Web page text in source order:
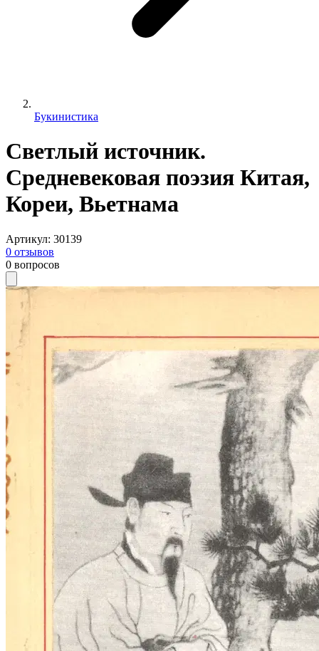
Букинистика
Светлый источник.
Средневековая поэзия Китая,
Кореи, Вьетнама
Артикул: 30139
0 отзывов
0 вопросов